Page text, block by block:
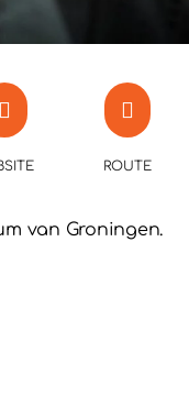
ROUTE
van Groningen.